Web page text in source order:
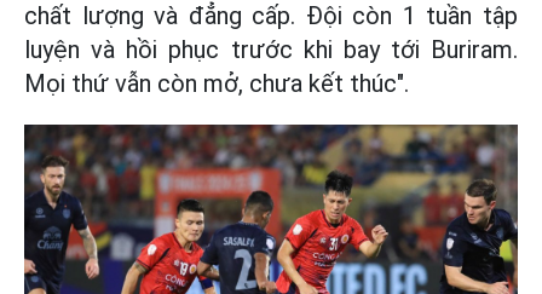
chất lượng và đẳng cấp. Đội còn 1 tuần tập
luyện và hồi phục trước khi bay tới Buriram.
Mọi thứ vẫn còn mở, chưa kết thúc".